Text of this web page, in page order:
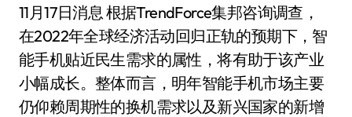
11月17日消息 根据TrendForce集邦咨询调查，
在2022年全球经济活动回归正轨的预期下，智
能手机贴近民生需求的属性，将有助于该产业
小幅成长。整体而言，明年智能手机市场主要
仍仰赖周期性的换机需求以及新兴国家的新增